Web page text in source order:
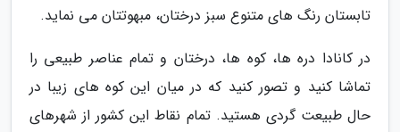
تابستان رنگ های متنوع سبز درختان، مبهوتتان می نماید.
در کانادا دره ها، کوه ها، درختان و تمام عناصر طبیعی را
تماشا کنید و تصور کنید که در میان این کوه های زیبا در
حال طبیعت گردی هستید. تمام نقاط این کشور از شهرهای